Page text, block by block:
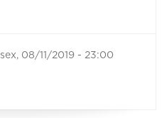
sex, 08/11/2019 - 23:00